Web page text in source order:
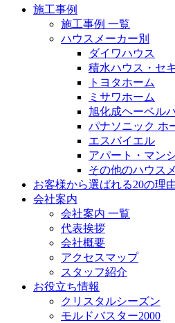
施工事例
施工事例 一覧
ハウスメーカー別
ダイワハウス
積水ハウス・セ
トヨタホーム
ミサワホーム
旭化成ヘーベル
パナソニック ホ
エスバイエル
アパート・マン
その他のハウス
お客様から選ばれる20の理
会社案内
会社案内 一覧
代表挨拶
会社概要
アクセスマップ
スタッフ紹介
お役立ち情報
クリスタルシーズン
モルドバスター2000